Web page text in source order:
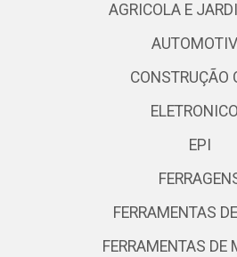
AGRICOLA E
CONSTRUÇÃO
EPI
FERRAMENTAS
FERRAMENTAS DE